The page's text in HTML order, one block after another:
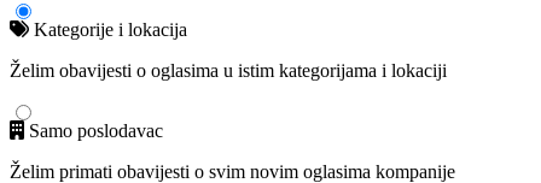
Kategorije i lokacija
Želim obavijesti o oglasima u istim kategorijama i lokaciji
Samo poslodavac
Želim primati obavijesti o svim novim oglasima kompanije